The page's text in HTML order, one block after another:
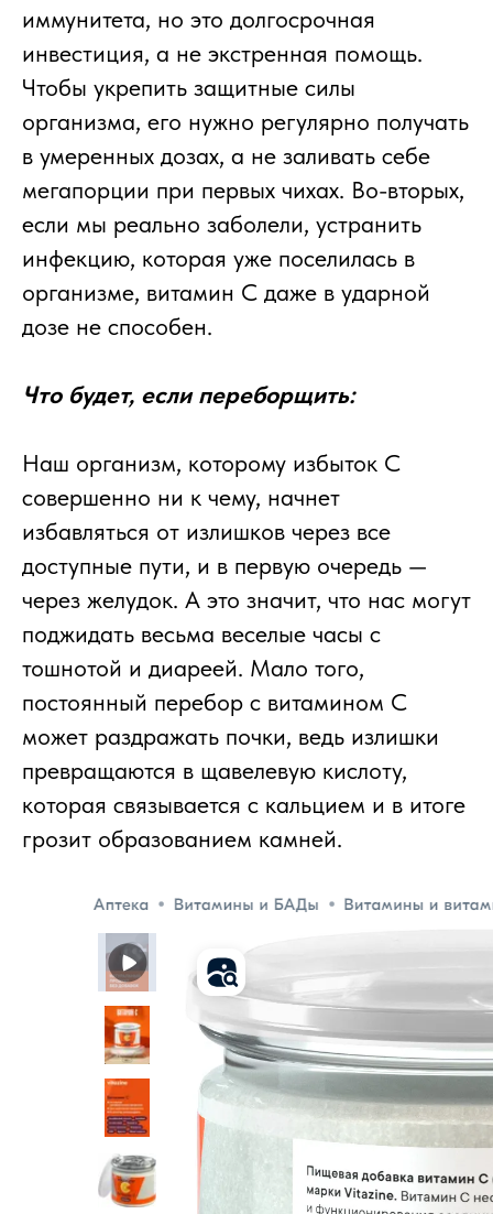
иммунитета, но это долгосрочная
инвестиция, а не экстренная помощь.
Чтобы укрепить защитные силы
организма, его нужно регулярно получать
в умеренных дозах, а не заливать себе
мегапорции при первых чихах. Во-вторых,
если мы реально заболели, устранить
инфекцию, которая уже поселилась в
организме, витамин С даже в ударной
дозе не способен.
Что будет, если переборщить:
Наш организм, которому избыток С
совершенно ни к чему, начнет
избавляться от излишков через все
доступные пути, и в первую очередь —
через желудок. А это значит, что нас могут
поджидать весьма веселые часы с
тошнотой и диареей. Мало того,
постоянный перебор с витамином С
может раздражать почки, ведь излишки
превращаются в щавелевую кислоту,
которая связывается с кальцием и в итоге
грозит образованием камней.